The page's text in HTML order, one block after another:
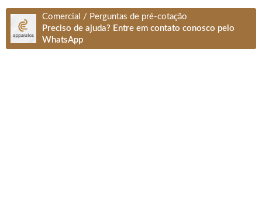
Comercial / Perguntas de pré-cotação
Preciso de ajuda? Entre em contato conosco pelo
WhatsApp